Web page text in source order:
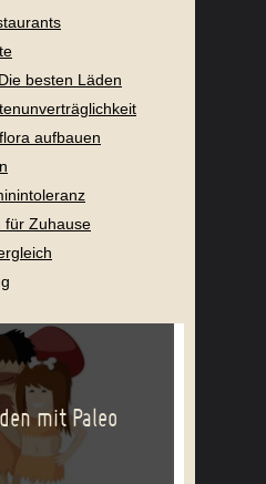
besten Läden
aufbauen
für Zuhause
mit Paleo